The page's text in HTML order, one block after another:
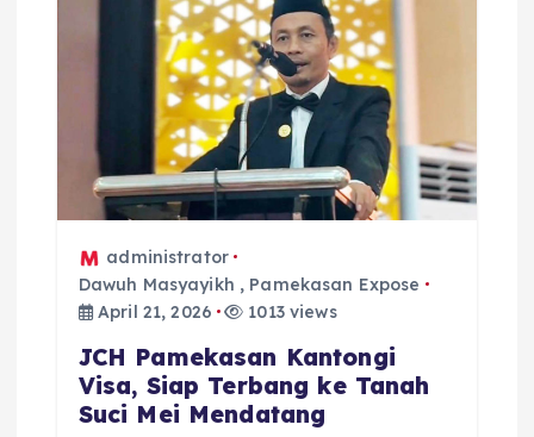
administrator
Dawuh Masyayikh , Pamekasan Expose
April 21, 2026
1013 views
JCH Pamekasan Kantongi
Visa, Siap Terbang ke Tanah
Suci Mei Mendatang